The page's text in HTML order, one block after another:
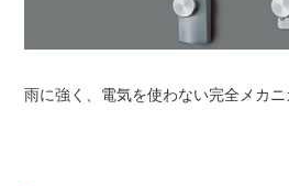
雨に強く、電気を使わない完全メカ